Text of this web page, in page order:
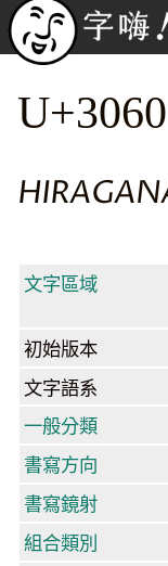
U+3060
文字區域
初始版本
文字語系
一般分類
書寫方向
書寫鏡射
組合類別